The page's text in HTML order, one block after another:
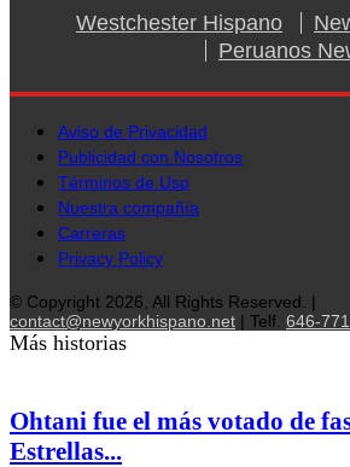
Westchester Hispano
Peruanos
Aviso de Privacidad
Publicidad con Nosotros
Términos de Uso
Nuestra compañía
Carreras
Privacy Policy
© Copyright 2026, All Rights Reserved. |
contact@newyorkhispano.net | Telf. 646-
Más historias
Ohtani fue el más votado de
Estrellas...